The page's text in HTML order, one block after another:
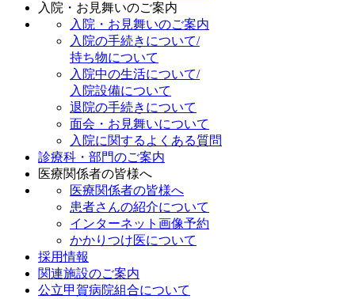
入院・お見舞いのご案内
入院・お見舞いのご案内
入院の手続きについて/
持ち物について
入院中の生活について/
入院設備について
退院の手続きについて
面会・お見舞いについて
入院に関するよくある質問
診療科・部門のご案内
医療関係者の皆様へ
医療関係者の皆様へ
患者さんの紹介について
インターネット画像予約
かかりつけ医について
採用情報
関連施設のご案内
公立甲賀病院組合について